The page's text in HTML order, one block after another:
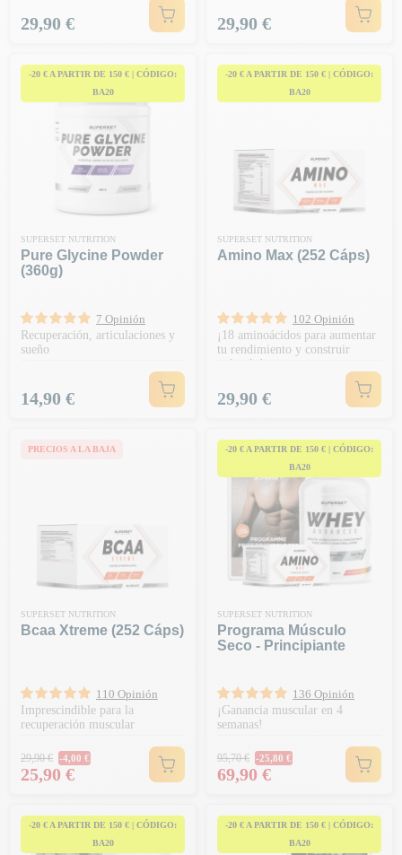
Precio
29,90 € Precio
29,90 €
-20 € A PARTIR DE 150 € | CÓDIGO:
BA20
SUPERSET NUTRITION
Pure Glycine Powder
(360g)
7 Opinión
Recuperación, articulaciones y
sueño
Precio
14,90 €
-20 € A PARTIR DE 150 € | CÓDIGO:
BA20
SUPERSET NUTRITION
Amino Max (252 Cáps)
102 Opinión
¡18 aminoácidos para aumentar
tu rendimiento y construir
músculo!
Precio
29,90 €
PRECIOS A LA BAJA
SUPERSET NUTRITION
Bcaa Xtreme (252 Cáps)
110 Opinión
Imprescindible para la
recuperación muscular
Precio habitual
29,90 € -4,00 €
Precio
25,90 €
-20 € A PARTIR DE 150 € | CÓDIGO:
BA20
SUPERSET NUTRITION
Programa Músculo
Seco - Principiante
136 Opinión
¡Ganancia muscular en 4
semanas!
Precio habitual
95,70 € -25,80 €
Precio
69,90 €
-20 € A PARTIR DE 150 € | CÓDIGO:
BA20
-20 € A PARTIR DE 150 € | CÓDIGO:
BA20